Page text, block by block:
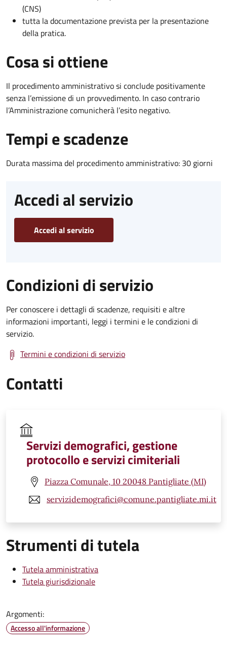
(CNS)
tutta la documentazione prevista per la presentazione
della pratica.
Cosa si ottiene
Il procedimento amministrativo si conclude positivamente
senza l’emissione di un provvedimento. In caso contrario
l’Amministrazione comunicherà l’esito negativo.
Tempi e scadenze
Durata massima del procedimento amministrativo: 30 giorni
Accedi al servizio
Accedi al servizio
Condizioni di servizio
Per conoscere i dettagli di scadenze, requisiti e altre
informazioni importanti, leggi i termini e le condizioni di
servizio.
Termini e condizioni di servizio
Contatti
Servizi demografici, gestione
protocollo e servizi cimiteriali
Piazza Comunale, 10 20048 Pantigliate (MI)
servizidemografici@comune.pantigliate.mi.it
Strumenti di tutela
Tutela amministrativa
Tutela giurisdizionale
Argomenti:
Accesso all'informazione